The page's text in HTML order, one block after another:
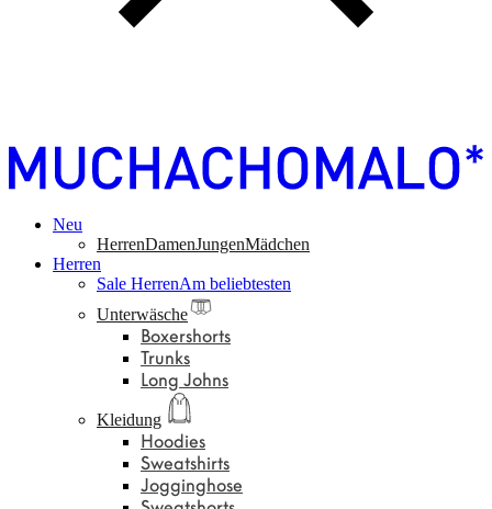
Neu
HerrenDamenJungenMädchen
Herren
Sale HerrenAm beliebtesten
Unterwäsche
Boxershorts
Trunks
Long Johns
Kleidung
Hoodies
Sweatshirts
Jogginghose